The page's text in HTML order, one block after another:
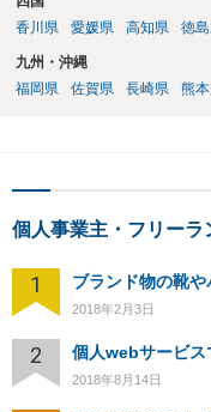
香川県
愛媛県 高知県 徳
九州・沖縄
福岡県
佐賀県 長崎県 熊
個人事業主・フリー
1
2018年2月3日
2
2018年8月14日